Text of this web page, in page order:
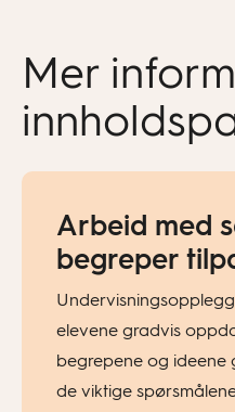
Mer
Arbeid med
begreper
elevene gradvis
begrepene og ideene
de viktige